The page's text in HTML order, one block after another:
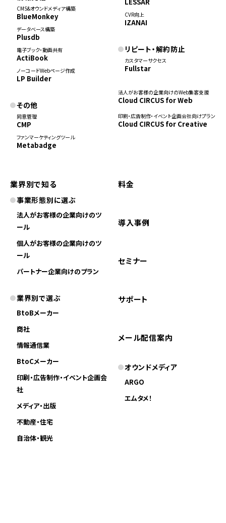
CMS&オウンドメディア構築
BlueMonkey
データベース構築
Plusdb
電子ブック・動画共有
ActiBook
ノーコードWebページ作成
LP Builder
その他
同意管理
CMP
ファンマーケティングツール
Metabadge
CVR向上
IZANAI
リピート・解約防止
カスタマーサクセス
Fullstar
法人がお客様の企業向けのWeb集客支援
Cloud CIRCUS for Web
印刷・広告制作・イベント企画会社向けプラン
Cloud CIRCUS for Creative
業界別で知る
事業形態別に選ぶ
法人がお客様の企業向けのツ
ール
個人がお客様の企業向けのツ
ール
パートナー企業向けのプラン
業界別で選ぶ
BtoBメーカー
商社
情報通信業
BtoCメーカー
印刷・広告制作・イベント企画会
社
メディア・出版
不動産・住宅
自治体・観光
料金
導入事例
セミナー
サポート
メール配信案内
オウンドメディア
ARGO
エムタメ！